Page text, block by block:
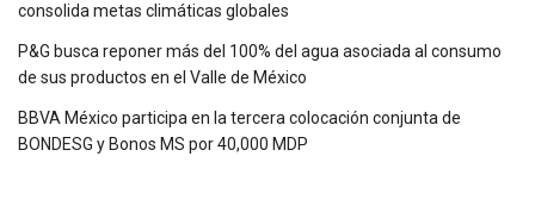
consolida metas climáticas globales
P&G busca reponer más del 100% del agua asociada al consumo
de sus productos en el Valle de México
BBVA México participa en la tercera colocación conjunta de
BONDESG y Bonos MS por 40,000 MDP